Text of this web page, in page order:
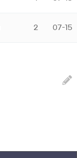
2 07-15